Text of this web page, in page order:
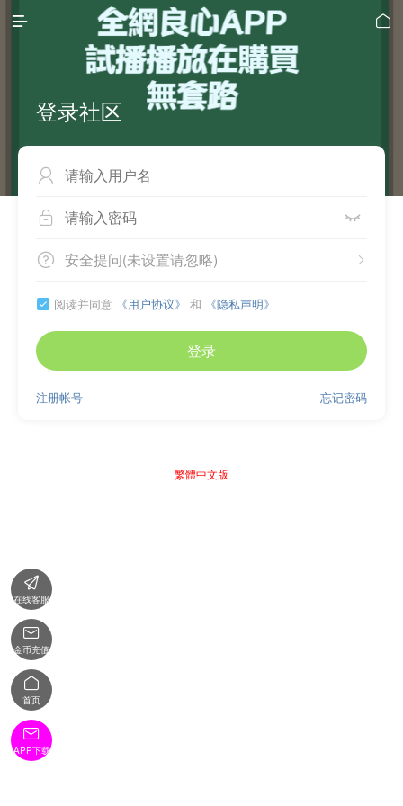
 
登录社区

 
 
安全提问(未设置请忽略)
 阅读并同意 《用户协议》 和 《隐私声明》
登录
忘记密码
注册帐号
繁體中文版

在线客服

金币充值

首页

APP下载